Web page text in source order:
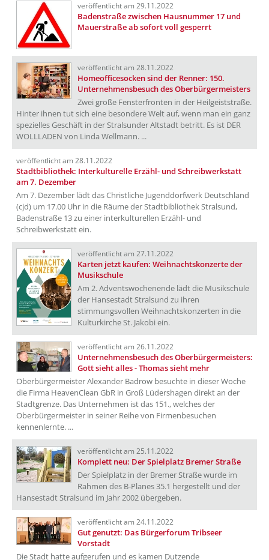
veröffentlicht am 29.11.2022
Badenstraße zwischen Hausnummer 17 und
Mauerstraße ab sofort voll gesperrt
veröffentlicht am 28.11.2022
Homeofficesocken sind der Renner: 150.
Unternehmensbesuch des Oberbürgermeisters
Zwei große Fensterfronten in der Heilgeiststraße.
Hinter ihnen tut sich eine besondere Welt auf, wenn man ein ganz
spezielles Geschäft in der Stralsunder Altstadt betritt. Es ist DER
WOLLLADEN von Linda Wellmann. ...
veröffentlicht am 28.11.2022
Stadtbibliothek: Interkulturelle Erzähl- und Schreibwerkstatt
am 7. Dezember
Am 7. Dezember lädt das Christliche Jugenddorfwerk Deutschland
(cjd) um 17.00 Uhr in die Räume der Stadtbibliothek Stralsund,
Badenstraße 13 zu einer interkulturellen Erzähl- und
Schreibwerkstatt ein.
veröffentlicht am 27.11.2022
Karten jetzt kaufen: Weihnachtskonzerte der
Musikschule
Am 2. Adventswochenende lädt die Musikschule
der Hansestadt Stralsund zu ihren
stimmungsvollen Weihnachtskonzerten in die
Kulturkirche St. Jakobi ein.
veröffentlicht am 26.11.2022
Unternehmensbesuch des Oberbürgermeisters:
Gott sieht alles - Thomas sieht mehr
Oberbürgermeister Alexander Badrow besuchte in dieser Woche
die Firma HeavenClean GbR in Groß Lüdershagen direkt an der
Stadtgrenze. Das Unternehmen ist das 151., welches der
Oberbürgermeister in seiner Reihe von Firmenbesuchen
kennenlernte. ...
veröffentlicht am 25.11.2022
Komplett neu: Der Spielplatz Bremer Straße
Der Spielplatz in der Bremer Straße wurde im
Rahmen des B-Planes 35.1 hergestellt und der
Hansestadt Stralsund im Jahr 2002 übergeben.
veröffentlicht am 24.11.2022
Gut genutzt: Das Bürgerforum Tribseer
Vorstadt
Die Stadt hatte aufgerufen und es kamen Dutzende